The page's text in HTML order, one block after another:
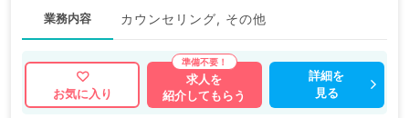
業務内容 カウンセリング, その他
お気に入り
求人を
紹介してもらう
詳細を
見る